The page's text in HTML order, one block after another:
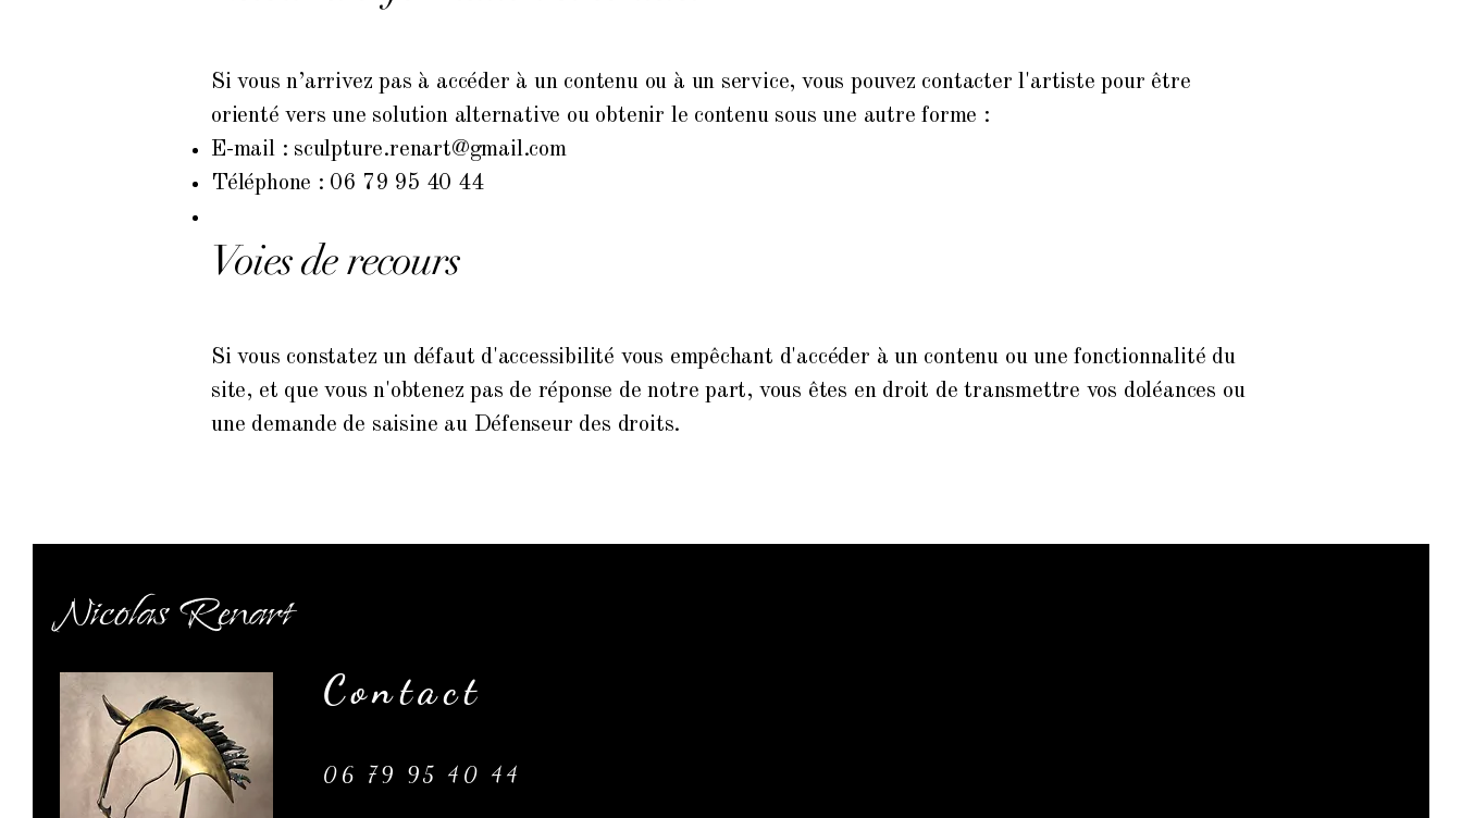
Si vous n’arrivez pas à accéder à un contenu ou à un service, vous pouvez contacter l'artiste pour être
orienté vers une solution alternative ou obtenir le contenu sous une autre forme :
E-mail : sculpture.renart@gmail.com
Téléphone : 06 79 95 40 44
Voies de recours
Si vous constatez un défaut d'accessibilité vous empêchant d'accéder à un contenu ou une fonctionnalité du
site, et que vous n'obtenez pas de réponse de notre part, vous êtes en droit de transmettre vos doléances ou
une demande de saisine au Défenseur des droits.
Nicolas Renart
Contact
06 79 95 40 44